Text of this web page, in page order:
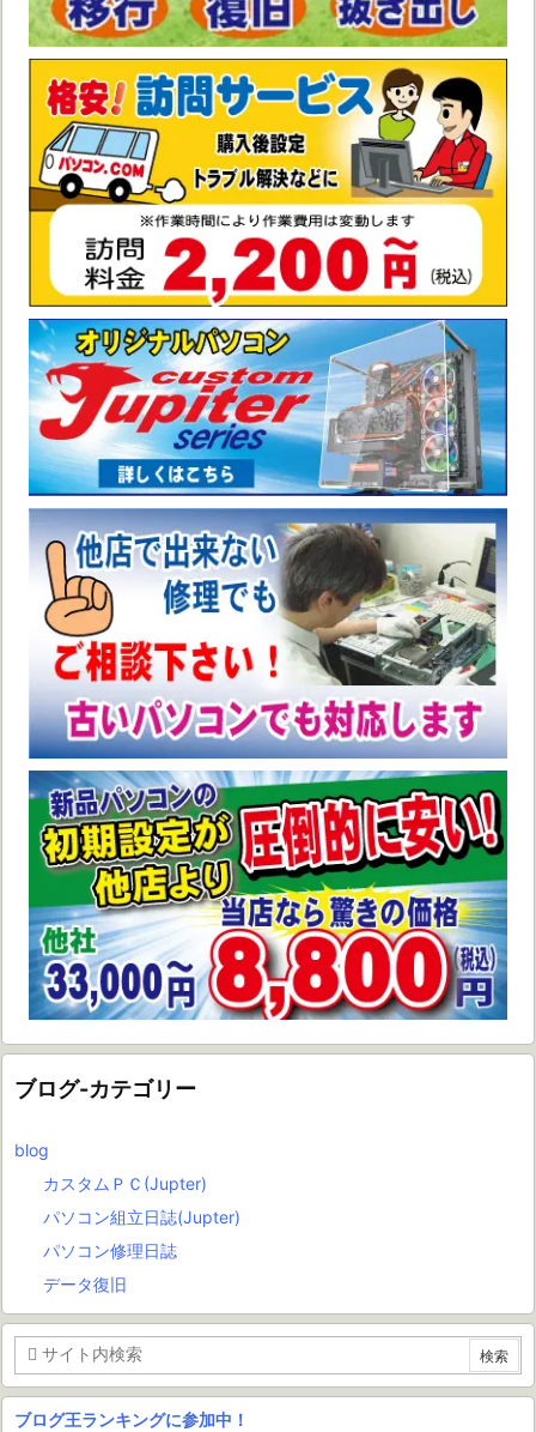
ブログ-カテゴリー
blog
カスタムＰＣ(Jupter)
パソコン組立日誌(Jupter)
パソコン修理日誌
データ復旧
ブログ王ランキングに参加中！